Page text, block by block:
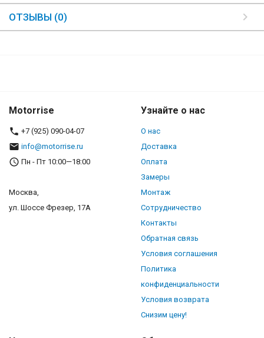
ОТЗЫВЫ (0)
Motorrise
+7 (925) 090-04-07
info@motorrise.ru
Пн - Пт 10:00—18:00
Москва,
ул. Шоссе Фрезер, 17А
Узнайте о нас
О нас
Доставка
Оплата
Замеры
Монтаж
Сотрудничество
Контакты
Обратная связь
Условия соглашения
Политика
конфиденциальности
Условия возврата
Снизим цену!